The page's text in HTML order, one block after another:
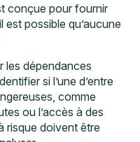
conçue pour fournir
possible qu’aucune
les dépendances
si l’une d’entre
comme
ou l’accès à des
risque doivent être